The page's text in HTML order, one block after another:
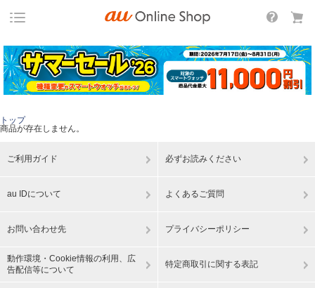
トップ
商品が存在しません。
ご利用ガイド 必ずお読みください
au IDについて よくあるご質問
お問い合わせ先 プライバシーポリシー
動作環境・Cookie情報の利用、広
告配信等について
特定商取引に関する表記